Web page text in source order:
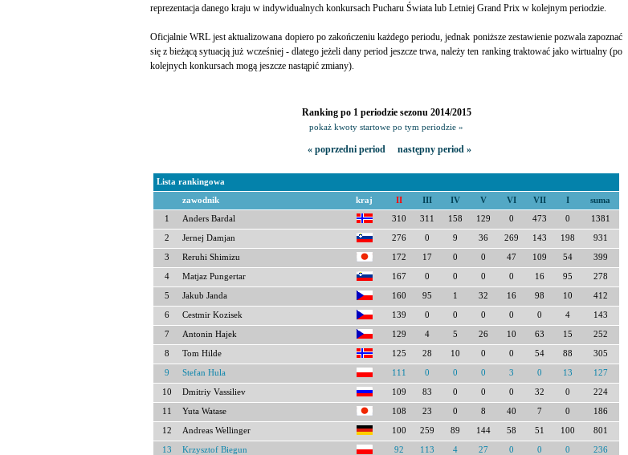
reprezentacja danego kraju w indywidualnych konkursach Pucharu Świata lub Letniej Grand Prix w kolejnym periodzie.
Oficjalnie WRL jest aktualizowana dopiero po zakończeniu każdego periodu, jednak poniższe zestawienie pozwala zapoznać
się z bieżącą sytuacją już wcześniej - dlatego jeżeli dany period jeszcze trwa, należy ten ranking traktować jako wirtualny (po
kolejnych konkursach mogą jeszcze nastąpić zmiany).
Ranking po 1 periodzie sezonu 2014/2015
pokaż kwoty startowe po tym periodzie »
« poprzedni period następny period »
Lista rankingowa
zawodnik kraj II III IV V VI VII I suma
1 Anders Bardal 310 311 158 129 0 473 0 1381
2 Jernej Damjan 276 0 9 36 269 143 198 931
3 Reruhi Shimizu 172 17 0 0 47 109 54 399
4 Matjaz Pungertar 167 0 0 0 0 16 95 278
5 Jakub Janda 160 95 1 32 16 98 10 412
6 Cestmir Kozisek 139 0 0 0 0 0 4 143
7 Antonin Hajek 129 4 5 26 10 63 15 252
8 Tom Hilde 125 28 10 0 0 54 88 305
9 Stefan Hula 111 0 0 0 3 0 13 127
10 Dmitriy Vassiliev 109 83 0 0 0 32 0 224
11 Yuta Watase 108 23 0 8 40 7 0 186
12 Andreas Wellinger 100 259 89 144 58 51 100 801
13 Krzysztof Biegun 92 113 4 27 0 0 0 236